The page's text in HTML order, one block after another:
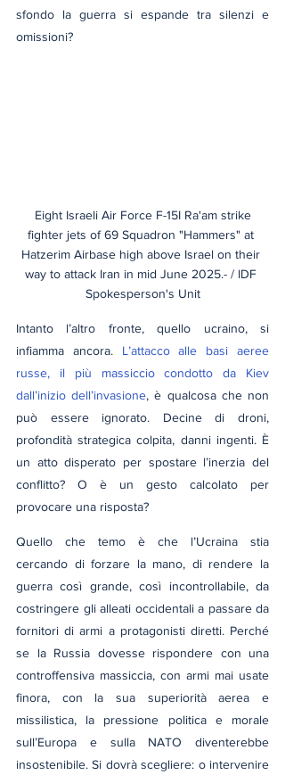
sfondo la guerra si espande tra silenzi e
omissioni?
fighter jets of 69 Squadron "Hammers" at
Hatzerim Airbase high above Israel on their
way to attack Iran in mid June 2025.- / IDF
Spokesperson's Unit
Intanto l’altro fronte, quello ucraino, si
infiamma ancora. L’attacco alle basi aeree
russe, il più massiccio condotto da Kiev
dall’inizio dell’invasione, è qualcosa che non
può essere ignorato. Decine di droni,
profondità strategica colpita, danni ingenti. È
un atto disperato per spostare l’inerzia del
conflitto? O è un gesto calcolato per
provocare una risposta?
Quello che temo è che l’Ucraina stia
cercando di forzare la mano, di rendere la
guerra così grande, così incontrollabile, da
costringere gli alleati occidentali a passare da
fornitori di armi a protagonisti diretti. Perché
se la Russia dovesse rispondere con una
controffensiva massiccia, con armi mai usate
finora, con la sua superiorità aerea e
missilistica, la pressione politica e morale
sull’Europa e sulla NATO diventerebbe
insostenibile. Si dovrà scegliere: o intervenire